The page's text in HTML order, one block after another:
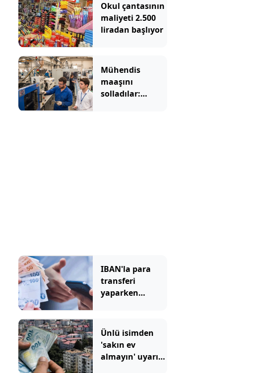
Okul çantasının
maliyeti 2.500
liradan başlıyor
Mühendis
maaşını
solladılar:
IBAN'la para
transferi
yaparken
bile
düzeltemiyor
Ünlü isimden
'sakın ev
almayın' uyarısı: